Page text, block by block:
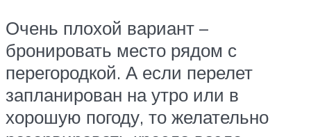
Очень плохой вариант –
бронировать место рядом с
перегородкой. А если перелет
запланирован на утро или в
хорошую погоду, то желательно